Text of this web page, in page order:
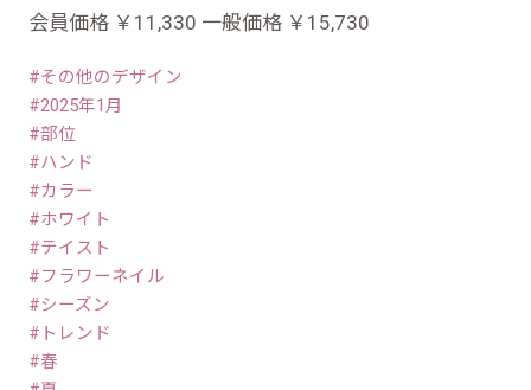
会員価格 ￥11,330 一般価格 ￥15,730
その他のデザイン
2025年1月
部位
ハンド
カラー
ホワイト
テイスト
フラワーネイル
シーズン
トレンド
春